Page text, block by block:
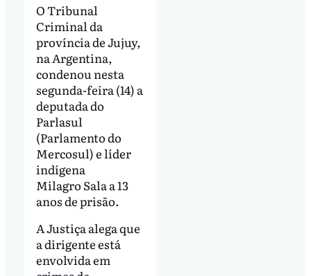
O Tribunal
Criminal da
província de Jujuy,
na Argentina,
condenou nesta
segunda-feira (14) a
deputada do
Parlasul
(Parlamento do
Mercosul) e líder
indígena
Milagro Sala a 13
anos de prisão.
A Justiça alega que
a dirigente está
envolvida em